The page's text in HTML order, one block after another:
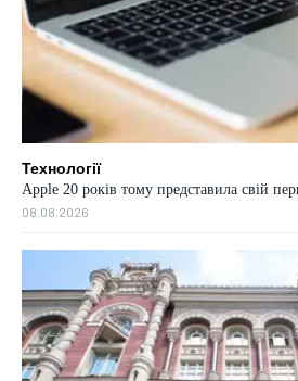
Технології
Apple 20 років тому представила свій
08.08.2026